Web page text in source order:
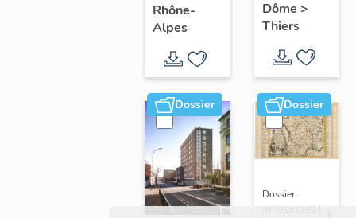
l’opération
tissus et
ornements
liturgiques
en
Auvergne
Rhône-
Alpes
"Pentes
de la
commune
de
Thiers"
Dôme >
Thiers
Dossier Dossier
Dossier
IA00141292 |